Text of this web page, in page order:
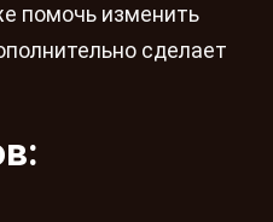
помочь изменить
сделает